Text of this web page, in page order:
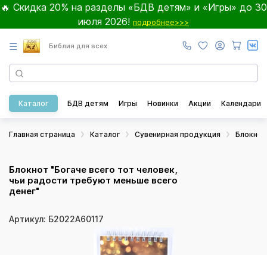
🔥 Скидка 20% на разделы «БДВ детям» и «Игры» до 30
июля 2026! подробнее>>>
☰ Библия для всех
Каталог БДВ детям Игры Новинки Акции Календари
Главная страница Каталог Сувенирная продукция
Блокнот "Богаче всего тот человек,
чьи радости требуют меньше всего
денег"
Артикул: Б2022А60117